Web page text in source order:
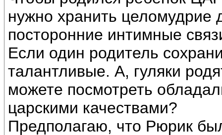
нужно хранить целомудрие
посторонние интимные
Если один родитель
талантливые. А, гуляки
можете посмотреть
царскими качествами?
Предполагаю, что Рюрик